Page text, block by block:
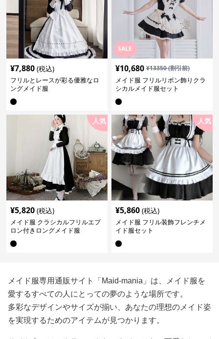
¥7,880 (税込)
フリルとレースが彩る優雅なロ
ングメイド服
SALE
¥10,680 ¥13350(割引前)
メイド服 フリルリボン飾りクラ
シカルメイド服セット
人気
¥5,820 (税込)
メイド服 クラシカルフリルエプ
ロン付きロングメイド服
人気
¥5,860 (税込)
メイド服 フリル装飾フレンチメ
イド服セット
メイド服専用通販サイト「Maid-mania」は、メイド服を
愛するすべての人にとっての夢のような場所です。
多彩なデザインやサイズが揃い、あなたの理想のメイド姿
を実現するためのアイテムが見つかります。